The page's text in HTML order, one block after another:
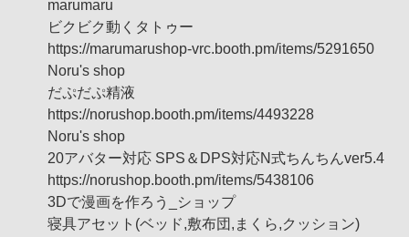
marumaru
ビクビク動くタトゥー
https://marumarushop-vrc.booth.pm/items/5291650
Noru's shop
だぷだぷ精液
https://norushop.booth.pm/items/4493228
Noru's shop
20アバター対応 SPS＆DPS対応N式ちんちんver5.4
https://norushop.booth.pm/items/5438106
3Dで漫画を作ろう_ショップ
寝具アセット(ベッド,敷布団,まくら,クッション)